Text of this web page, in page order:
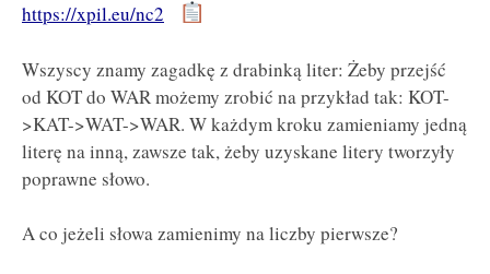
https://xpil.eu/nc2
Wszyscy znamy zagadkę z drabinką liter: Żeby przejść
od KOT do WAR możemy zrobić na przykład tak: KOT-
>KAT->WAT->WAR. W każdym kroku zamieniamy jedną
literę na inną, zawsze tak, żeby uzyskane litery tworzyły
poprawne słowo.
A co jeżeli słowa zamienimy na liczby pierwsze?